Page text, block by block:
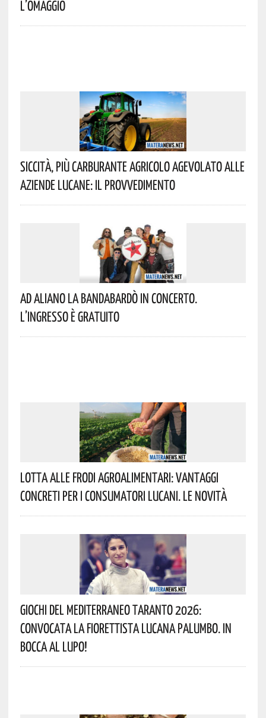
L’omaggio
Siccità, Più Carburante Agricolo Agevolato Alle
Aziende Lucane: Il Provvedimento
Ad Aliano La Bandabardò In Concerto.
L’ingresso È Gratuito
Lotta Alle Frodi Agroalimentari: Vantaggi
Concreti Per I Consumatori Lucani. Le Novità
Giochi Del Mediterraneo Taranto 2026:
Convocata La Fiorettista Lucana Palumbo. In
Bocca Al Lupo!